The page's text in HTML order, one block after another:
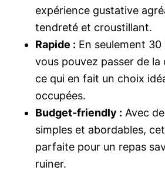
expérience gustative
tendreté et croustillant.
Rapide : En seulement
vous pouvez passer de la
ce qui en fait un choix
occupées.
Budget-friendly : Avec
simples et abordables,
parfaite pour un repas
ruiner.